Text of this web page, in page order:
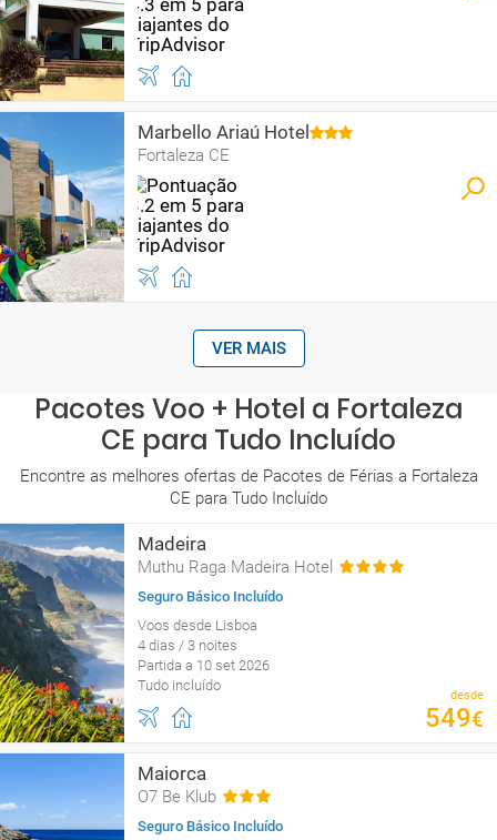
Marbello Ariaú Hotel
Fortaleza CE
VER MAIS
Pacotes Voo + Hotel a Fortaleza
CE para Tudo Incluído
Encontre as melhores ofertas de Pacotes de Férias a Fortaleza
CE para Tudo Incluído
Madeira
Muthu Raga Madeira Hotel
Seguro Básico Incluído
Voos desde Lisboa
4 dias / 3 noites
Partida a 10 set 2026
Tudo incluído
desde
549€
Maiorca
O7 Be Klub
Seguro Básico Incluído